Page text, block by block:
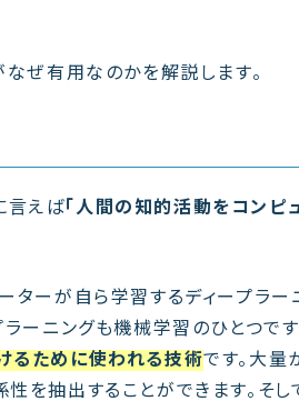
ぜ有用なのかを解説します。
言えば「人間の知的活動をコンピ
ターが自ら学習するディープラー
ーニングも機械学習のひとつです
るために使われる技術です。大量
を抽出することができます。そし